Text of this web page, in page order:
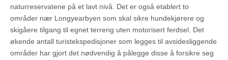
naturreservatene på et lavt nivå. Det er også etablert to
områder nær Longyearbyen som skal sikre hundekjørere og
skigåere tilgang til egnet terreng uten motorisert ferdsel. Det
økende antall turistekspedisjoner som legges til avsidesliggende
områder har gjort det nødvendig å pålegge disse å forsikre seg